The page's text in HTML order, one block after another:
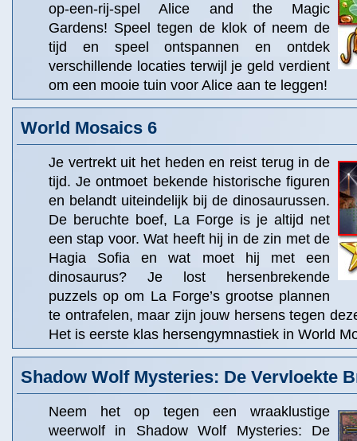
op-een-rij-spel Alice and the Magic
Gardens! Speel tegen de klok of neem de
tijd en speel ontspannen en ontdek
verschillende locaties terwijl je geld verdient
om een mooie tuin voor Alice aan te leggen!
World Mosaics 6
Je vertrekt uit het heden en reist terug in de
tijd. Je ontmoet bekende historische figuren
en belandt uiteindelijk bij de dinosaurussen.
De beruchte boef, La Forge is je altijd net
een stap voor. Wat heeft hij in de zin met de
Hagia Sofia en wat moet hij met een
dinosaurus? Je lost hersenbrekende
puzzels op om La Forge’s grootse plannen
te ontrafelen, maar zijn jouw hersens tegen
Het is eerste klas hersengymnastiek in World
Shadow Wolf Mysteries: De Vervloekte
Neem het op tegen een wraaklustige
weerwolf in Shadow Wolf Mysteries: De